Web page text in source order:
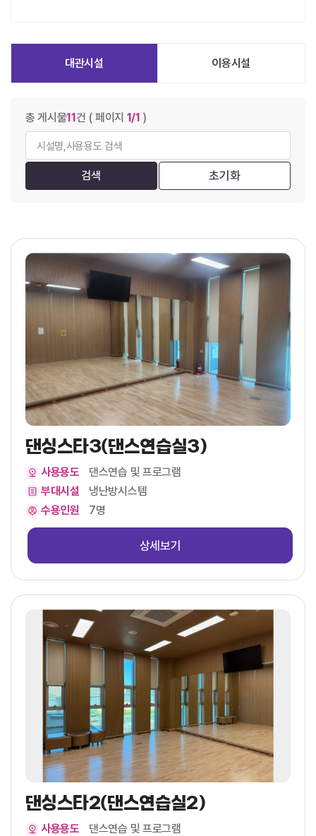
대관시설 이용시설
총 게시물11건 ( 페이지 1/1 )
초기화
댄싱스타3(댄스연습실3)
사용용도
댄스연습 및 프로그램
부대시설
냉난방시스템
수용인원
7명
상세보기
댄싱스타2(댄스연습실2)
사용용도
댄스연습 및 프로그램